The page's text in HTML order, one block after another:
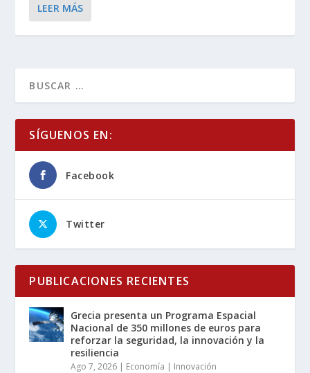
LEER MÁS
SÍGUENOS EN:
Facebook
Twitter
PUBLICACIONES RECIENTES
Grecia presenta un Programa Espacial
Nacional de 350 millones de euros para
reforzar la seguridad, la innovación y la
resiliencia
Ago 7, 2026 | Economía | Innovación